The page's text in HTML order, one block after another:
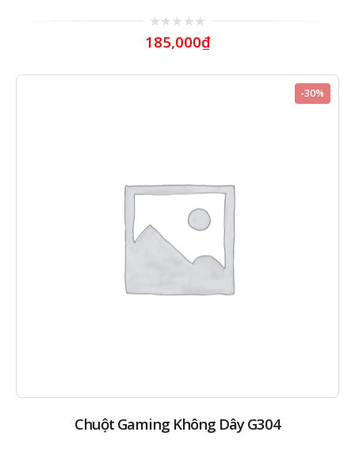
0
out
185,000₫
-30%
Chuột Gaming Không Dây G304